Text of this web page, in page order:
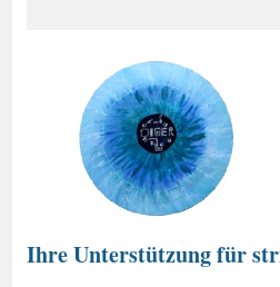
Ihre Unterstützung für